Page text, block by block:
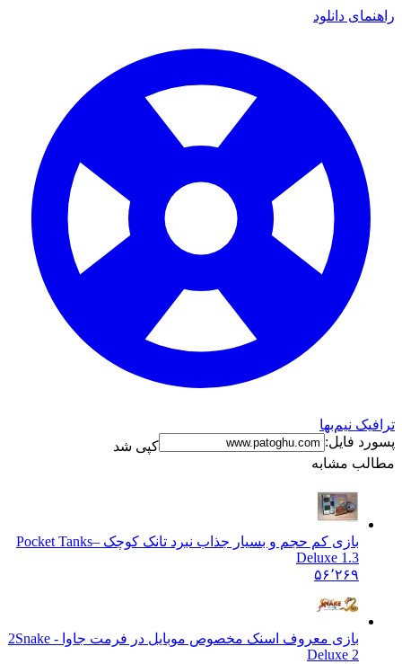
راهنمای دانلود
ترافیک نیم‌بها
پسورد فایل:
کپی شد
مطالب مشابه
بازی کم حجم و بسیار جذاب نبرد تانک کوچک –Pocket Tanks
Deluxe 1.3
۵۶٬۲۶۹
بازی معروف اسنک مخصوص موبایل در فرمت جاوا - 2 Snake
Deluxe 2